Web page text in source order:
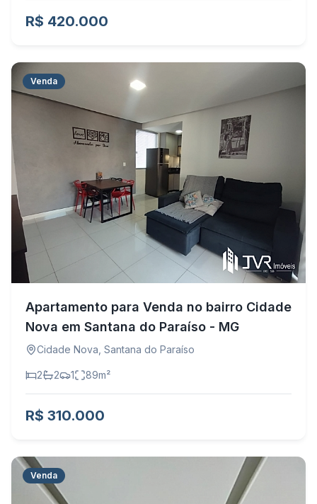
R$ 420.000
Venda
Apartamento para Venda no bairro Cidade
Nova em Santana do Paraíso - MG
Cidade Nova Santana do Paraíso
2 2 1 89m²
R$ 310.000
Venda